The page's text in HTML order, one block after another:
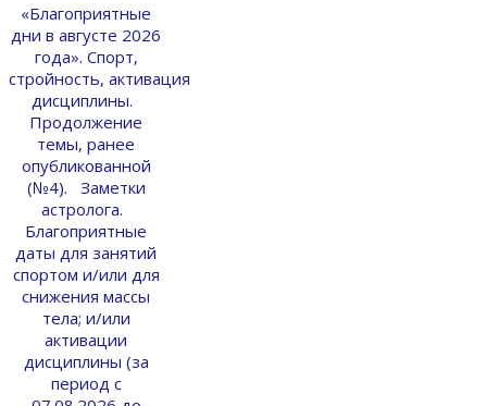
«Благоприятные
дни в августе 2026
года». Спорт,
стройность, активация
дисциплины.
Продолжение
темы, ранее
опубликованной
(№4). Заметки
астролога.
Благоприятные
даты для занятий
спортом и/или для
снижения массы
тела; и/или
активации
дисциплины (за
период с